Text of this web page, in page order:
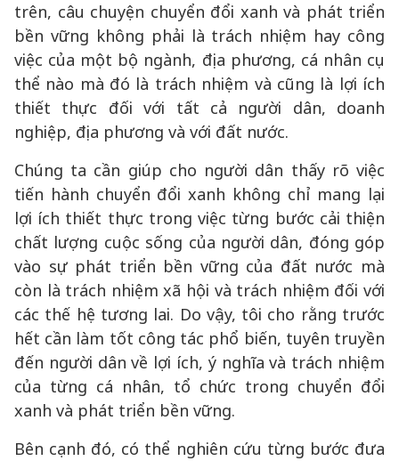
trên, câu chuyện chuyển đổi xanh và phát triển
bền vững không phải là trách nhiệm hay công
việc của một bộ ngành, địa phương, cá nhân cụ
thể nào mà đó là trách nhiệm và cũng là lợi ích
thiết thực đối với tất cả người dân, doanh
nghiệp, địa phương và với đất nước.
Chúng ta cần giúp cho người dân thấy rõ việc
tiến hành chuyển đổi xanh không chỉ mang lại
lợi ích thiết thực trong việc từng bước cải thiện
chất lượng cuộc sống của người dân, đóng góp
vào sự phát triển bền vững của đất nước mà
còn là trách nhiệm xã hội và trách nhiệm đối với
các thế hệ tương lai. Do vậy, tôi cho rằng trước
hết cần làm tốt công tác phổ biến, tuyên truyền
đến người dân về lợi ích, ý nghĩa và trách nhiệm
của từng cá nhân, tổ chức trong chuyển đổi
xanh và phát triển bền vững.
Bên cạnh đó, có thể nghiên cứu từng bước đưa